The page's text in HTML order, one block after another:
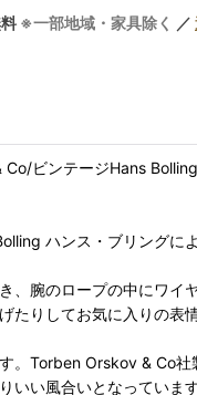
※一部地域・家具除く ／
ビンテージHans
ハンス・ブリングに
、腕のロープの中にワイ
たりしてお気に入りの表
。Torben Orskov & Co社
いい風合いとなっています